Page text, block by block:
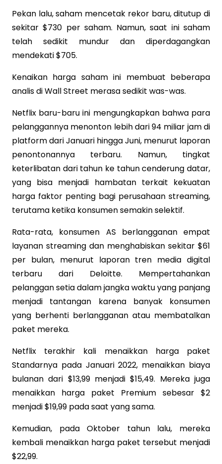
Pekan lalu, saham mencetak rekor baru, ditutup di
sekitar $730 per saham. Namun, saat ini saham
telah sedikit mundur dan diperdagangkan
mendekati $705.
Kenaikan harga saham ini membuat beberapa
analis di Wall Street merasa sedikit was-was.
Netflix baru-baru ini mengungkapkan bahwa para
pelanggannya menonton lebih dari 94 miliar jam di
platform dari Januari hingga Juni, menurut laporan
penontonannya terbaru. Namun, tingkat
keterlibatan dari tahun ke tahun cenderung datar,
yang bisa menjadi hambatan terkait kekuatan
harga faktor penting bagi perusahaan streaming,
terutama ketika konsumen semakin selektif.
Rata-rata, konsumen AS berlangganan empat
layanan streaming dan menghabiskan sekitar $61
per bulan, menurut laporan tren media digital
terbaru dari Deloitte. Mempertahankan
pelanggan setia dalam jangka waktu yang panjang
menjadi tantangan karena banyak konsumen
yang berhenti berlangganan atau membatalkan
paket mereka.
Netflix terakhir kali menaikkan harga paket
Standarnya pada Januari 2022, menaikkan biaya
bulanan dari $13,99 menjadi $15,49. Mereka juga
menaikkan harga paket Premium sebesar $2
menjadi $19,99 pada saat yang sama.
Kemudian, pada Oktober tahun lalu, mereka
kembali menaikkan harga paket tersebut menjadi
$22,99.